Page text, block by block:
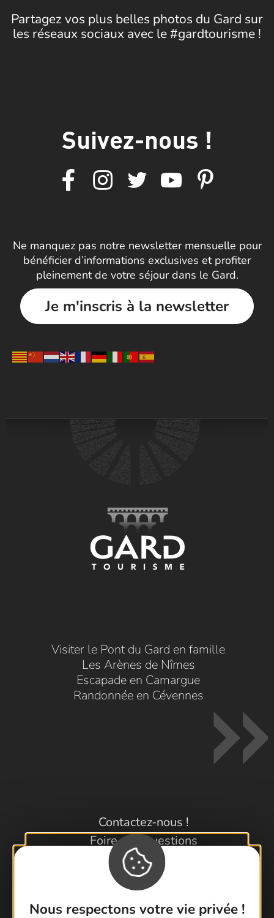
Nous respectons votre vie privée !
Partagez vos plus belles photos du Gard sur
les réseaux sociaux avec le #gardtourisme !
Suivez-nous !
Ne manquez pas notre newsletter mensuelle pour
bénéficier d’informations exclusives et profiter
pleinement de votre séjour dans le Gard.
Je m'inscris à la newsletter
Visiter le Pont du Gard en famille
Les Arènes de Nîmes
Escapade en Camargue
Randonnée en Cévennes
Contactez-nous !
Foire aux questions
Brochures
Cartoguides et Topoguides
Latitude Gard